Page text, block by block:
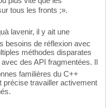
tous les fronts ;».
lavenir, il y ait une
besoins de réflexion avec
méthodes disparates
avec des API fragmentées. Il
familières du C++
précise travailler activement